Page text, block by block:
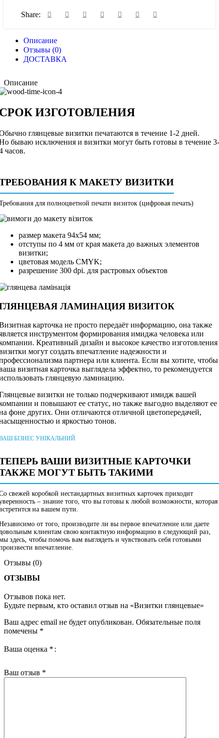
Share:
Описание
Отзывы (0)
ДОСТАВКА
Описание
ИЗГОТОВЛЕНИЯ
глянцевые визитки печатаются в течение 1-2 дней.
бываю исключения и визитки могут быть готовы в течение 3-
часов.
К МАКЕТУ ВИЗИТКИ
для полноцветной печати визиток (цифровая печать)
размер макета 94х54 мм;
отступы по 4 мм от края макета до важных элементов
визитки;
цветовая модель CMYK;
разрешение 300 dpi. для растровых объектов
ЛАМИНАЦИЯ ВИЗИТОК
карточка не просто передаёт информацию, она также
инструментом формирования имиджа человека или
Креативный дизайн и высокое качество изготовления
могут создать впечатление надежности и
партнера или клиента. Если вы хотите, чтобы
визитная карточка выглядела эффектно, то рекомендуется
глянцевую ламинацию.
визитки не только подчеркивают имидж вашей
и повышают ее статус, но также выгодно выделяют ее
фоне других. Они отличаются отличной цветопередачей,
и яркостью тонов.
БІЗНЕС УНІКАЛЬНИЙ
ВАШИ ВИЗИТНЫЕ КАРТОЧКИ
МОГУТ БЫТЬ ТАКИМИ
свежей коробкой нестандартных визитных карточек приходит
– знание того, что вы готовы к любой возможности, которая
на вашем пути.
от того, производите ли вы первое впечатление или даете
клиентам свою контактную информацию в следующий раз,
здесь, чтобы помочь вам выглядеть и чувствовать себя готовыми
впечатление.
Отзывы (0)
ОТЗЫВЫ
Отзывов пока нет.
Будьте первым, кто оставил отзыв на «Визитки глянцевые»
Ваш адрес email не будет опубликован. Обязательные поля
помечены *
Ваша оценка *
Ваш отзыв *